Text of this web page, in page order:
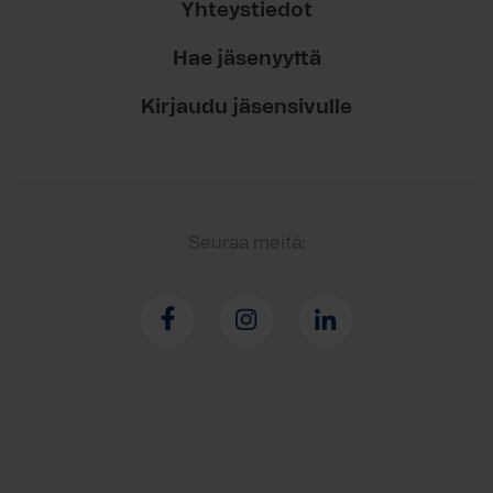
Yhteystiedot
Hae jäsenyyttä
Kirjaudu jäsensivulle
Seuraa meitä: